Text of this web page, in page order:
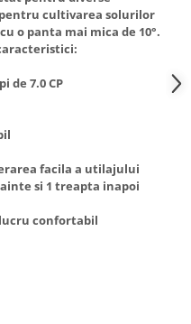
cultivarea solurilor
o panta mai mica de 10°.
de 7.0 CP
facila a utilajului
si 1 treapta inapoi
confortabil